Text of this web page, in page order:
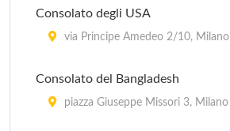
Consolato degli USA
via Principe Amedeo 2/10, Milano
Consolato del Bangladesh
piazza Giuseppe Missori 3, Milano